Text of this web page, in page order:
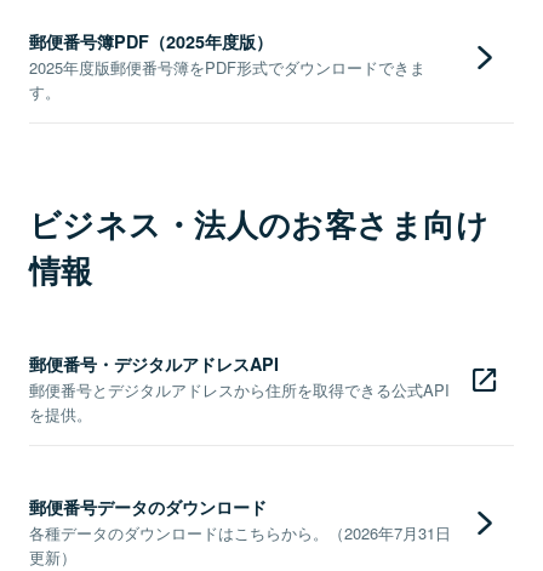
郵便番号簿PDF（2025年度版）
2025年度版郵便番号簿をPDF形式でダウンロードできま
す。
ビジネス・法人のお客さま向け
情報
郵便番号・デジタルアドレスAPI
郵便番号とデジタルアドレスから住所を取得できる公式API
を提供。
郵便番号データのダウンロード
各種データのダウンロードはこちらから。（2026年7月31日
更新）